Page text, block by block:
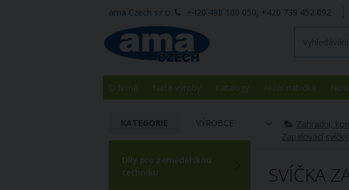
ama Czech s.r.o. +420 498 100 050, +420 739 452 092
O firmě Naše výroby Katalogy Akční nabídka
Zahradní,
Zapalovací svíčky
SVÍČKA
KATEGORIE VÝROBCE
Díly pro zemědělskou
techniku